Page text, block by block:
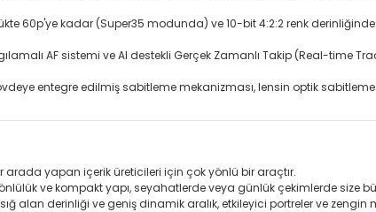
60p'ye kadar (Super35 modunda) ve 10-bit 4:2:2 renk
AF sistemi ve AI destekli Gerçek Zamanlı Takip (Real-time
entegre edilmiş sabitleme mekanizması, lensin optik
arada yapan içerik üreticileri için çok yönlü bir araçtır.
ve kompakt yapı, seyahatlerde veya günlük çekimlerde size
alan derinliği ve geniş dinamik aralık, etkileyici portreler ve